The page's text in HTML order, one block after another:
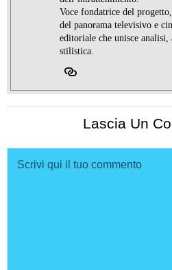
Voce fondatrice del
del panorama televisivo e
editoriale che unisce
stilistica.
Lascia Un